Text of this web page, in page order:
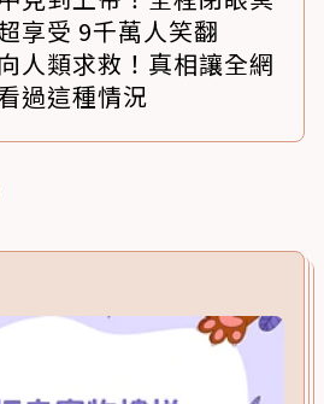
享受 9千萬人笑翻
人類求救！真相讓全網
過這種情況